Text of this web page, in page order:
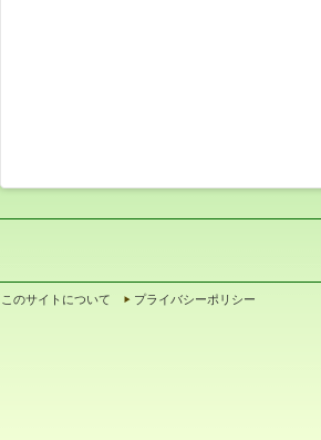
このサイトについて プライバシーポリシー